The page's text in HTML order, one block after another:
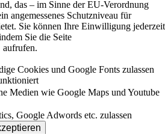
das – im Sinne der EU-Verordnung
angemessenes Schutzniveau für
Sie können Ihre Einwilligung jederzeit
Sie die Seite
aufrufen.
Cookies und Google Fonts zulassen
Medien wie Google Maps und Youtube
Google Adwords etc. zulassen